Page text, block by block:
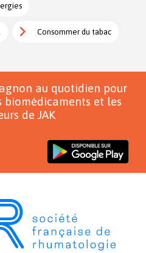
Consommer du tabac
au quotidien pour
biomédicaments et les
de JAK